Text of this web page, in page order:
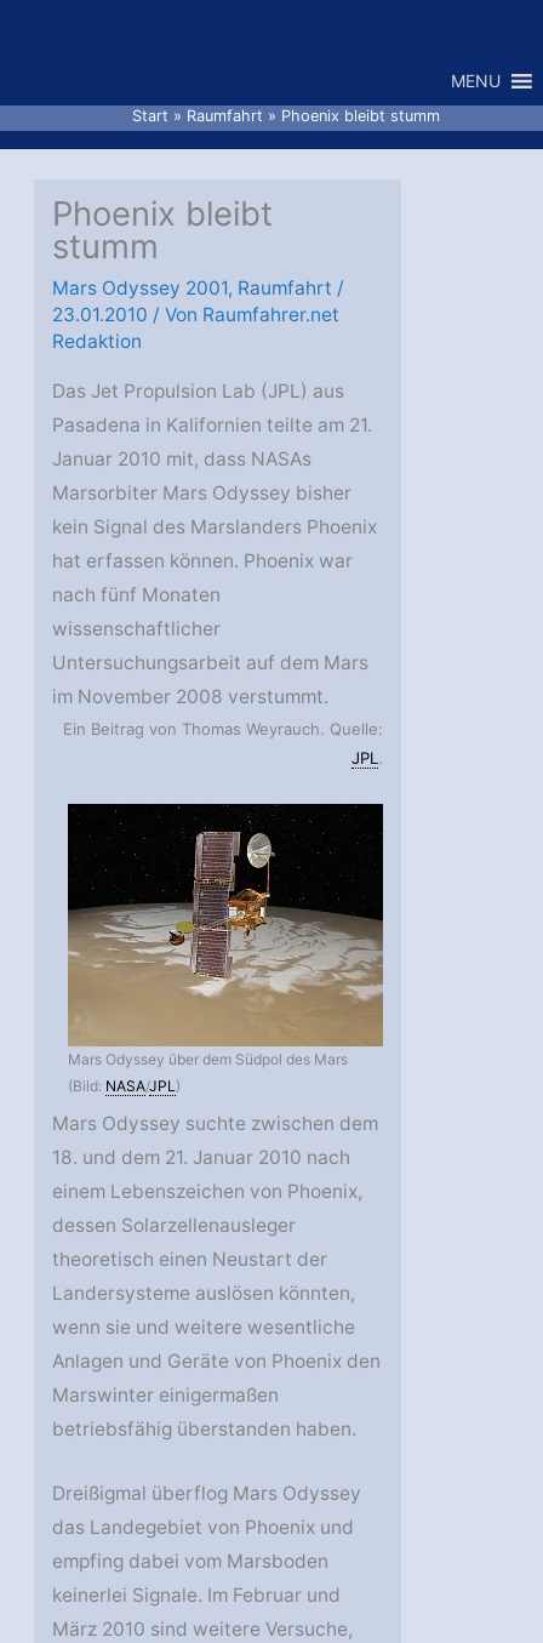
MENU
Start Raumfahrt Phoenix bleibt stumm
Phoenix bleibt
stumm
Mars Odyssey 2001, Raumfahrt /
23.01.2010 / Von Raumfahrer.net
Redaktion
Das Jet Propulsion Lab (JPL) aus
Pasadena in Kalifornien teilte am 21.
Januar 2010 mit, dass NASAs
Marsorbiter Mars Odyssey bisher
kein Signal des Marslanders Phoenix
hat erfassen können. Phoenix war
nach fünf Monaten
wissenschaftlicher
Untersuchungsarbeit auf dem Mars
im November 2008 verstummt.
Ein Beitrag von Thomas Weyrauch. Quelle:
JPL .
Mars Odyssey über dem Südpol des Mars
(Bild: NASA/JPL)
Mars Odyssey suchte zwischen dem
18. und dem 21. Januar 2010 nach
einem Lebenszeichen von Phoenix,
dessen Solarzellenausleger
theoretisch einen Neustart der
Landersysteme auslösen könnten,
wenn sie und weitere wesentliche
Anlagen und Geräte von Phoenix den
Marswinter einigermaßen
betriebsfähig überstanden haben.
Dreißigmal überflog Mars Odyssey
das Landegebiet von Phoenix und
empfing dabei vom Marsboden
keinerlei Signale. Im Februar und
März 2010 sind weitere Versuche,